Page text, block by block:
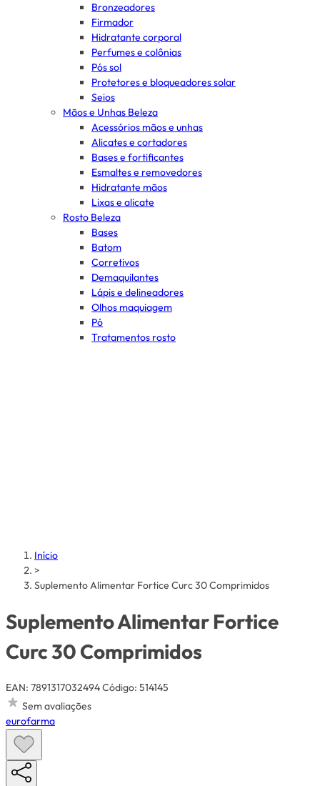
Bronzeadores
Firmador
Hidratante corporal
Perfumes e colônias
Pós sol
Protetores e bloqueadores solar
Seios
Mãos e Unhas Beleza
Acessórios mãos e unhas
Alicates e cortadores
Bases e fortificantes
Esmaltes e removedores
Hidratante mãos
Lixas e alicate
Rosto Beleza
Bases
Batom
Corretivos
Demaquilantes
Lápis e delineadores
Olhos maquiagem
Pó
Tratamentos rosto
Início
>
Suplemento Alimentar Fortice Curc 30 Comprimidos
Suplemento Alimentar Fortice
Curc 30 Comprimidos
EAN: 7891317032494Código: 514145
Sem avaliações
eurofarma